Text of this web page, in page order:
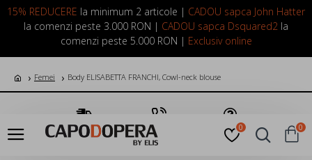
15% REDUCERE la minimum 2 articole | CADOU sapca John Hatter
la comenzi peste 3.000 RON | CADOU sapca Dsquared2 la
comenzi peste 5.000 RON | Exclusiv online
LOGIN INREGISTRARE
0 0
Femei Body ELISABETTA FRANCHI, Cowl-neck blouse
Transport Gratuit Suna Acum Pune o Intrebare